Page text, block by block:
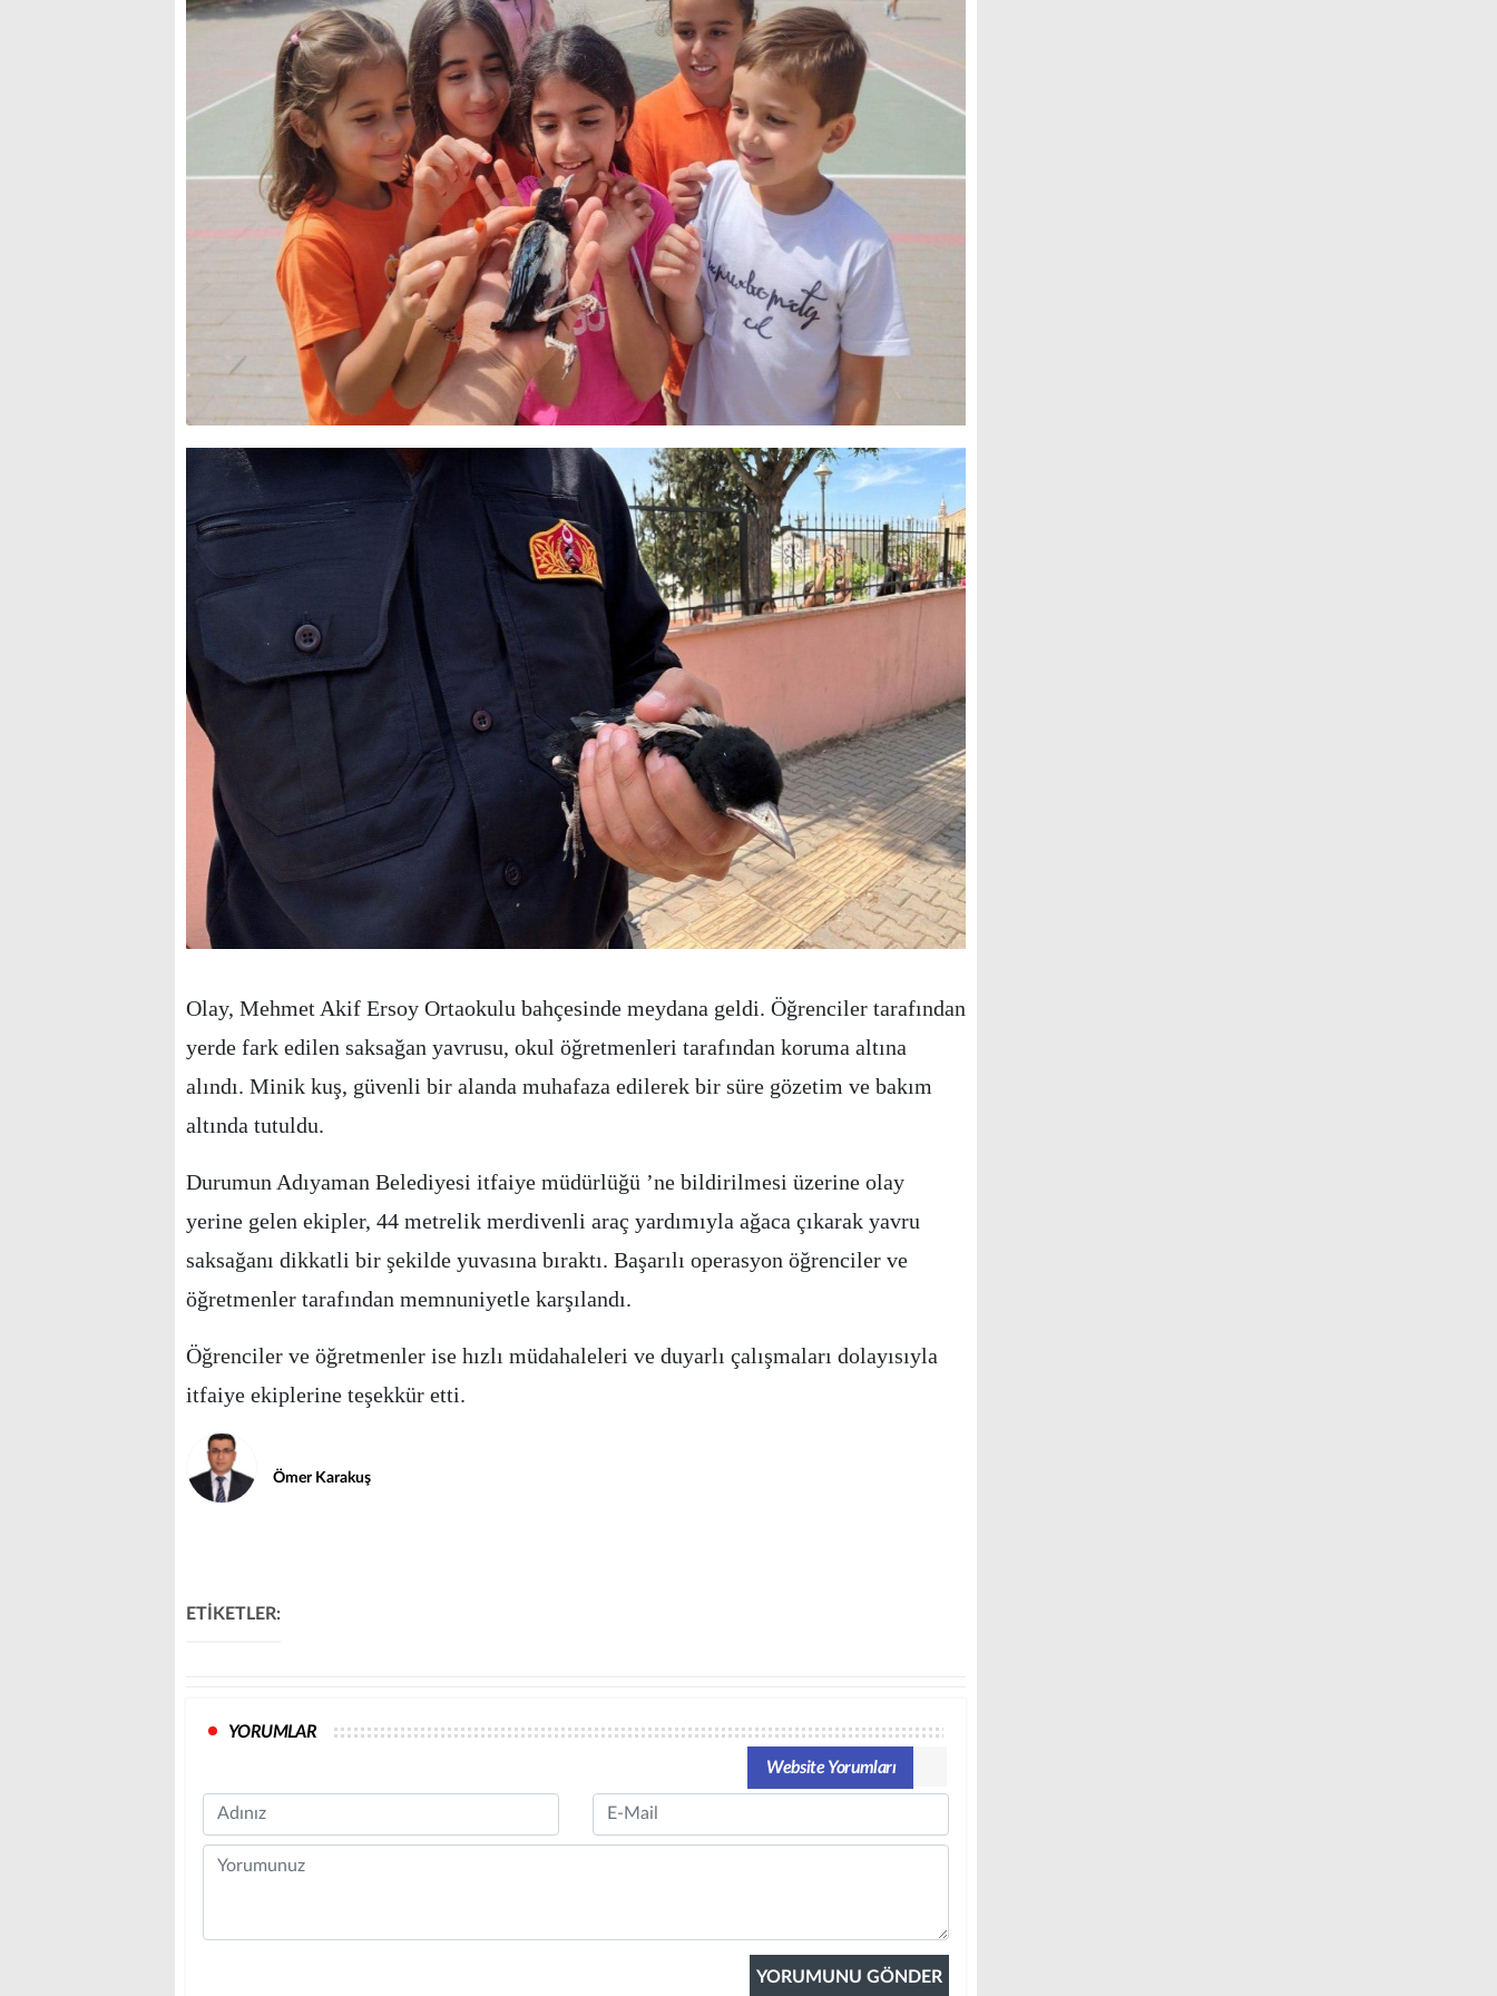
Olay, Mehmet Akif Ersoy Ortaokulu bahçesinde meydana geldi. Öğrenciler tarafından
yerde fark edilen saksağan yavrusu, okul öğretmenleri tarafından koruma altına
alındı. Minik kuş, güvenli bir alanda muhafaza edilerek bir süre gözetim ve bakım
altında tutuldu.
Durumun Adıyaman Belediyesi itfaiye müdürlüğü ’ne bildirilmesi üzerine olay
yerine gelen ekipler, 44 metrelik merdivenli araç yardımıyla ağaca çıkarak yavru
saksağanı dikkatli bir şekilde yuvasına bıraktı. Başarılı operasyon öğrenciler ve
öğretmenler tarafından memnuniyetle karşılandı.
Öğrenciler ve öğretmenler ise hızlı müdahaleleri ve duyarlı çalışmaları dolayısıyla
itfaiye ekiplerine teşekkür etti.
Ömer Karakuş
ETİKETLER:
YORUMLAR
Website Yorumları
Name Email
Comment